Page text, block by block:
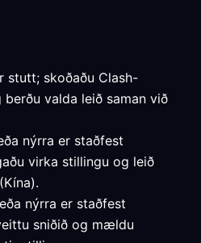
stutt; skoðaðu Clash-
valda leið saman við
nýrra er staðfest
virka stillingu og leið
nýrra er staðfest
sniðið og mældu